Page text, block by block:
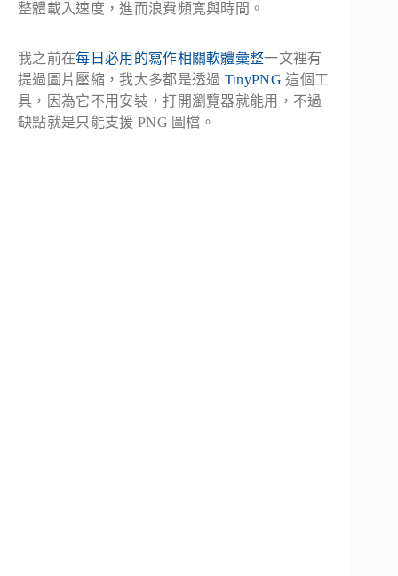
整體載入速度，進而浪費頻寬與時間。
我之前在每日必用的寫作相關軟體彙整一文裡有
提過圖片壓縮，我大多都是透過 TinyPNG 這個工
具，因為它不用安裝，打開瀏覽器就能用，不過
缺點就是只能支援 PNG 圖檔。